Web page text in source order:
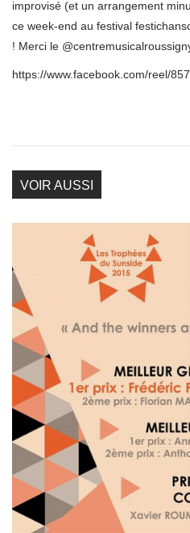
improvisé (et un arrangement
ce week-end au festival
! Merci le
https://www.facebook.com/reel/
VOIR AUSSI